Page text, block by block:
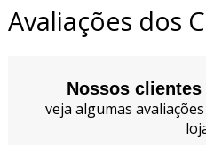
Avaliações dos
Nossos
veja algumas